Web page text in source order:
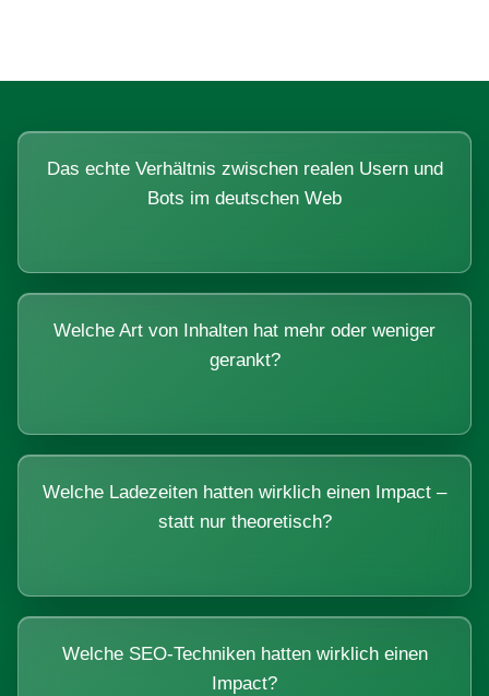
Das echte Verhältnis zwischen realen Usern und
Bots im deutschen Web
Welche Art von Inhalten hat mehr oder weniger
gerankt?
Welche Ladezeiten hatten wirklich einen Impact –
statt nur theoretisch?
Welche SEO-Techniken hatten wirklich einen
Impact?